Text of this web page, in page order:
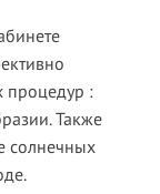
процедур :
Также
солнечных